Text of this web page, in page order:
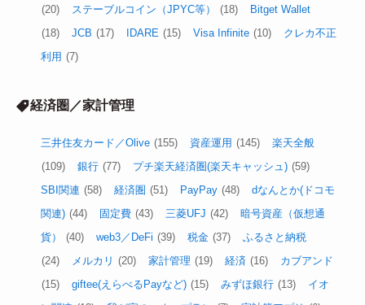
(20)
ステーブルコイン（JPYC等） (18)
Bitget Wallet
(18)
JCB (17) IDARE (15) Visa Infinite (10)
クレカ不正
利用 (7)
経済圏／家計管理
三井住友カード／Olive (155) 資産運用 (145)
楽天全般
(109)
銀行 (77) プチ楽天経済圏(楽天キャッシュ) (59)
SBI関連 (58) 経済圏 (51) PayPay (48)
dなんとか(ドコモ
関連) (44) 固定費 (43) 三菱UFJ (42)
暗号資産（仮想通
貨）
(40) web3／DeFi (39) 税金 (37)
ふるさと納税
(24)
メルカリ (20) 家計管理 (19) 経済 (16)
カブアンド
(15)
giftee(えらべるPayなど) (15) みずほ銀行 (13)
イオ